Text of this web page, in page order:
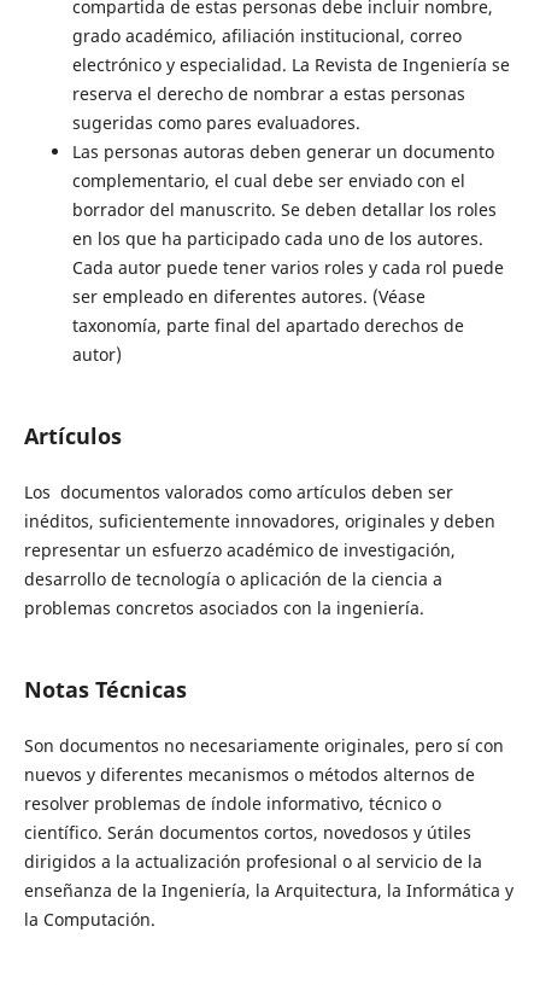
compartida de estas personas debe incluir nombre,
grado académico, afiliación institucional, correo
electrónico y especialidad. La Revista de Ingeniería se
reserva el derecho de nombrar a estas personas
sugeridas como pares evaluadores.
Las personas autoras deben generar un documento
complementario, el cual debe ser enviado con el
borrador del manuscrito. Se deben detallar los roles
en los que ha participado cada uno de los autores.
Cada autor puede tener varios roles y cada rol puede
ser empleado en diferentes autores. (Véase
taxonomía, parte final del apartado derechos de
autor)
Artículos
Los documentos valorados como artículos deben ser
inéditos, suficientemente innovadores, originales y deben
representar un esfuerzo académico de investigación,
desarrollo de tecnología o aplicación de la ciencia a
problemas concretos asociados con la ingeniería.
Notas Técnicas
Son documentos no necesariamente originales, pero sí con
nuevos y diferentes mecanismos o métodos alternos de
resolver problemas de índole informativo, técnico o
científico. Serán documentos cortos, novedosos y útiles
dirigidos a la actualización profesional o al servicio de la
enseñanza de la Ingeniería, la Arquitectura, la Informática y
la Computación.